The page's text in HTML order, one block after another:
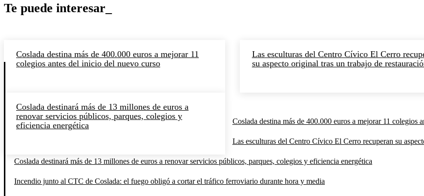
Te puede interesar_
Coslada destina más de 400.000 euros a mejorar 11
colegios antes del inicio del nuevo curso
Las esculturas del Centro Cívico El Cerro
su aspecto original tras un trabajo de
Coslada destinará más de 13 millones de euros a
renovar servicios públicos, parques, colegios y
eficiencia energética
Coslada destina más de 400.000 euros a mejorar 11 colegios
Las esculturas del Centro Cívico El Cerro recuperan su
Coslada destinará más de 13 millones de euros a renovar servicios públicos, parques, colegios y eficiencia energética
Incendio junto al CTC de Coslada: el fuego obligó a cortar el tráfico ferroviario durante hora y media